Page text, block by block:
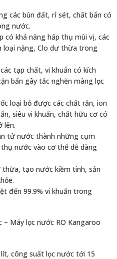
các bùn đất, rỉ sét, chất bẩn có
nước.
có khả năng hấp thụ mùi vị, các
loại nặng, Clo dư thừa trong
tạp chất, vi khuẩn có kích
bẩn gây tắc nghẽn màng lọc
loại bỏ được các chất rắn, ion
siêu vi khuẩn, chất hữu cơ có
lên.
tử nước thành những cụm
nước vào cơ thể dễ dàng
tạo nước kiềm tính, sản
đến 99.9% vi khuẩn trong
– Máy lọc nước RO Kangaroo
công suất lọc nước tới 15